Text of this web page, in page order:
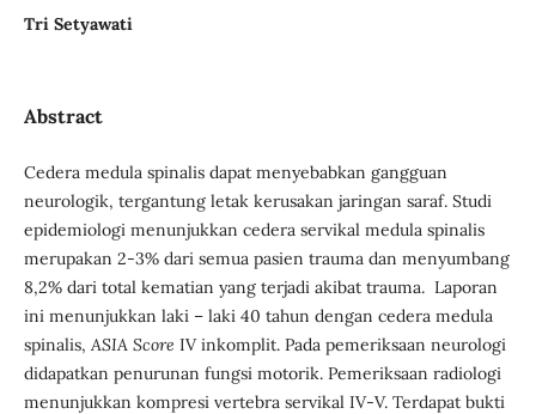
Tri Setyawati
Abstract
Cedera medula spinalis dapat menyebabkan gangguan
neurologik, tergantung letak kerusakan jaringan saraf. Studi
epidemiologi menunjukkan cedera servikal medula spinalis
merupakan 2-3% dari semua pasien trauma dan menyumbang
8,2% dari total kematian yang terjadi akibat trauma. Laporan
ini menunjukkan laki – laki 40 tahun dengan cedera medula
spinalis, ASIA Score IV inkomplit. Pada pemeriksaan neurologi
didapatkan penurunan fungsi motorik. Pemeriksaan radiologi
menunjukkan kompresi vertebra servikal IV-V. Terdapat bukti